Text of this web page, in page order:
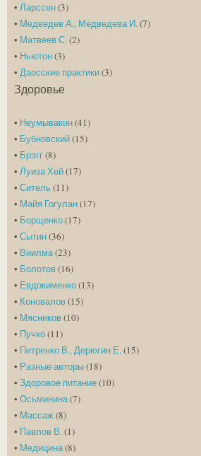
• Ларссен(3)
• Медведев А., Медведева И. (7)
• Матвеев С. (2)
• Ньютон(3)
• Даосские практики(3)
Здоровье
• Неумывакин(41)
• Бубновский(15)
• Брэгг(8)
• Луиза Хей(17)
• Ситель(11)
• Майя Гогулан(17)
• Борщенко(17)
• Сытин(36)
• Виилма(23)
• Болотов(16)
• Евдокименко(13)
• Коновалов(15)
• Мясников(10)
• Пучко(11)
• Петренко В., Дерюгин Е. (15)
• Разные авторы(18)
• Здоровое питание(10)
• Осьминина(7)
• Массаж(8)
• Павлов В. (1)
• Медицина(8)